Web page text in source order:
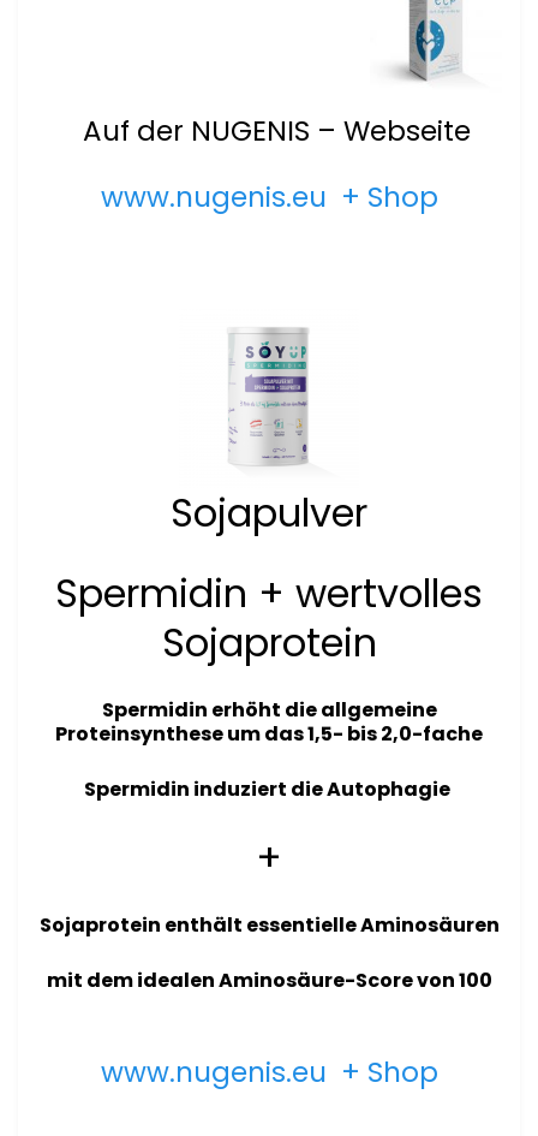
Auf der NUGENIS – Webseite
www.nugenis.eu + Shop
Sojapulver
Spermidin + wertvolles
Sojaprotein
Spermidin erhöht die allgemeine
Proteinsynthese um das 1,5- bis 2,0-fache
Spermidin induziert die Autophagie
+
Sojaprotein enthält essentielle Aminosäuren
mit dem idealen Aminosäure-Score von 100
www.nugenis.eu + Shop